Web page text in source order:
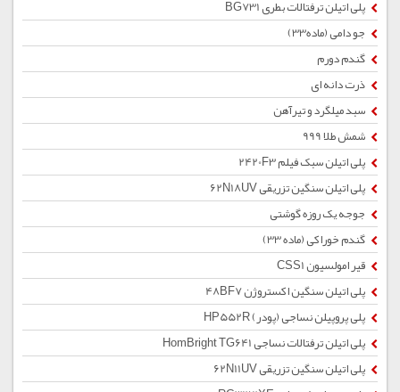
پلی اتیلن ترفتالات بطری BG731
جو دامی (ماده33)
گندم دورم
ذرت دانه ای
سبد میلگرد و تیرآهن
شمش طلا 999
پلی اتیلن سبک فیلم 2420F3
پلی اتیلن سنگین تزریقی 62N18UV
جوجه یک روزه گوشتی
گندم خوراکی (ماده 33)
قیر امولسیون CSS1
پلی اتیلن سنگین اکستروژن 48BF7
پلی پروپیلن نساجی (پودر) HP552R
پلی اتیلن ترفتالات نساجی HomBright TG641
پلی اتیلن سنگین تزریقی 62N11UV